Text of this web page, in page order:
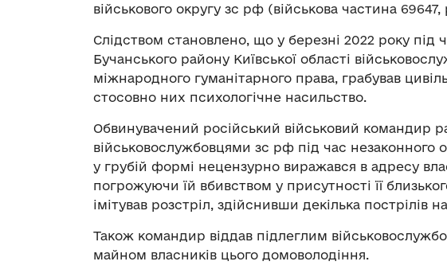
військового округу зс рф (військова частина
Слідством становлено, що у березні 2022 року під
Бучанського району Київської області
міжнародного гуманітарного права, грабував
стосовно них психологічне насильство.
Обвинувачений російський військовий командир
військовослужбовцями зс рф під час незаконного
у грубій формі нецензурно виражався в адресу
погрожуючи їй вбивством у присутності її
імітував розстріл, здійснивши декілька пострілів
Також командир віддав підлеглим
майном власників цього домоволодіння.